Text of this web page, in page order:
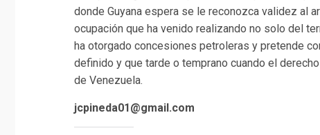
donde Guyana espera se le reconozca validez al
ocupación que ha venido realizando no solo del
ha otorgado concesiones petroleras y pretende
definido y que tarde o temprano cuando el
de Venezuela.
jcpineda01@gmail.com